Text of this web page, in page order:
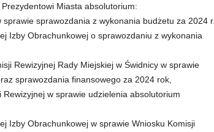
Miasta absolutorium:
sprawozdania z wykonania budżetu za 2024 r.
Izby Obrachunkowej o sprawozdaniu z wykonania
Rewizyjnej Rady Miejskiej w Świdnicy w sprawie
sprawozdania finansowego za 2024 rok,
w sprawie udzielenia absolutorium
Izby Obrachunkowej w sprawie Wniosku Komisji